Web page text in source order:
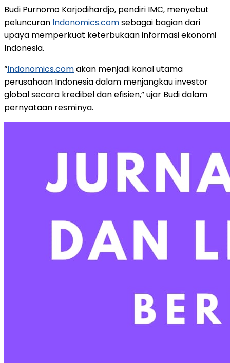
Budi Purnomo Karjodihardjo, pendiri IMC, menyebut
peluncuran Indonomics.comsebagai bagian dari
upaya memperkuat keterbukaan informasi ekonomi
Indonesia.
“Indonomics.comakan menjadi kanal utama
perusahaan Indonesia dalam menjangkau investor
global secara kredibel dan efisien,” ujar Budi dalam
pernyataan resminya.